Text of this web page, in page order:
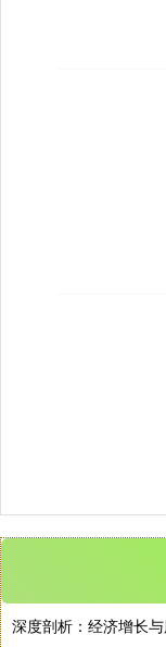
深度剖析：经济增长